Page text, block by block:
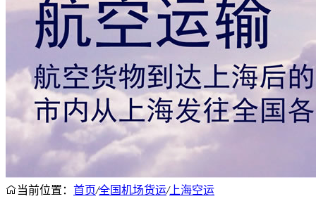
当前位置： 首页/全国机场货运/上海空运